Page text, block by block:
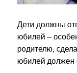
Дети должны
юбилей –
родителю,
юбилей должен